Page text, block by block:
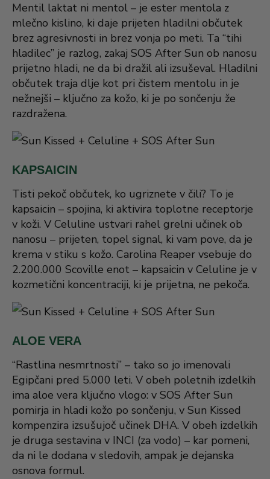
Mentil laktat ni mentol – je ester mentola z
mlečno kislino, ki daje prijeten hladilni občutek
brez agresivnosti in brez vonja po meti. Ta “tihi
hladilec” je razlog, zakaj SOS After Sun ob nanosu
prijetno hladi, ne da bi dražil ali izsuševal. Hladilni
občutek traja dlje kot pri čistem mentolu in je
nežnejši – ključno za kožo, ki je po sončenju že
razdražena.
KAPSAICIN
Tisti pekoč občutek, ko ugriznete v čili? To je
kapsaicin – spojina, ki aktivira toplotne receptorje
v koži. V Celuline ustvari rahel grelni učinek ob
nanosu – prijeten, topel signal, ki vam pove, da je
krema v stiku s kožo. Carolina Reaper vsebuje do
2.200.000 Scoville enot – kapsaicin v Celuline je v
kozmetični koncentraciji, ki je prijetna, ne pekoča.
ALOE VERA
“Rastlina nesmrtnosti” – tako so jo imenovali
Egipčani pred 5.000 leti. V obeh poletnih izdelkih
ima aloe vera ključno vlogo: v SOS After Sun
pomirja in hladi kožo po sončenju, v Sun Kissed
kompenzira izsušujoč učinek DHA. V obeh izdelkih
je druga sestavina v INCI (za vodo) – kar pomeni,
da ni le dodana v sledovih, ampak je dejanska
osnova formul.